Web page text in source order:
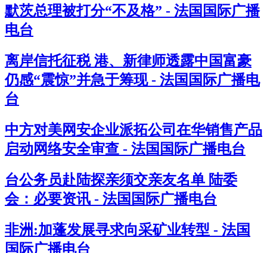
默茨总理被打分“不及格” - 法国国际广播
电台
离岸信托征税 港、新律师透露中国富豪
仍感“震惊”并急于筹现 - 法国国际广播电
台
中方对美网安企业派拓公司在华销售产品
启动网络安全审查 - 法国国际广播电台
台公务员赴陆探亲须交亲友名单 陆委
会：必要资讯 - 法国国际广播电台
非洲:加蓬发展寻求向采矿业转型 - 法国
国际广播电台